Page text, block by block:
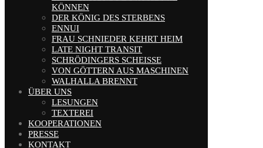
KÖNNEN
DER KÖNIG DES STERBENS
ENNUI
FRAU SCHNIEDER KEHRT HEIM
LATE NIGHT TRANSIT
SCHRÖDINGERS SCHEISSE
VON GÖTTERN AUS MASCHINEN
WALHALLA BRENNT
ÜBER UNS
LESUNGEN
TEXTEREI
KOOPERATIONEN
PRESSE
KONTAKT